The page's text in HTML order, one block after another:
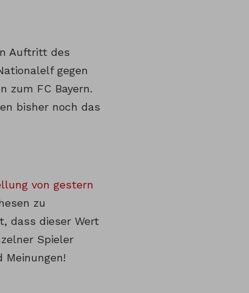
Auftritt des
gegen
zum FC Bayern.
bisher noch das
von gestern
zu
dass dieser Wert
Spieler
Meinungen!